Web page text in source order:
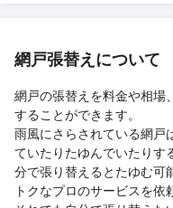
網戸張替えについて
網戸の張替えを料金や相場
することができます。
雨風にさらされている網戸
ていたりたゆんでいたりす
分で張り替えるとたゆむ可
トクなプロのサービスを依